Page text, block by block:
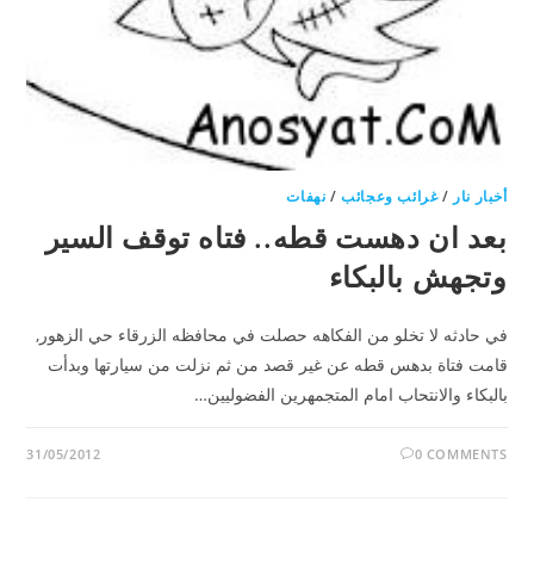
أخبار نار /غرائب وعجائب/ نهفات
بعد ان دهست قطه.. فتاه توقف السير
وتجهش بالبكاء
في حادثه لا تخلو من الفكاهه حصلت في محافظه الزرقاء حي الزهور,
قامت فتاة بدهس قطه عن غير قصد من ثم نزلت من سيارتها وبدأت
بالبكاء والانتحاب امام المتجمهرين الفضوليين…
0 COMMENTS
31/05/2012